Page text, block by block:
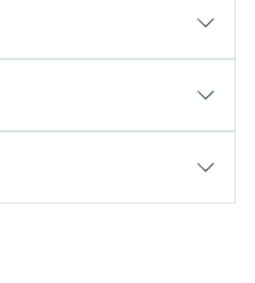
stevige, huidvriendelijke